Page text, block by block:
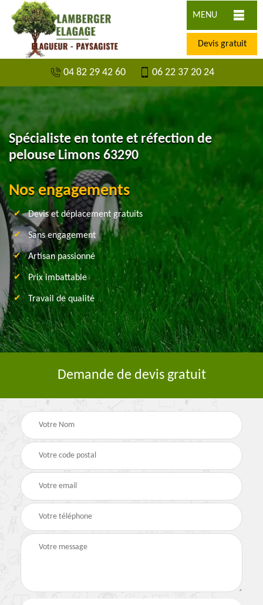
MENU
Devis gratuit
04 82 29 42 60 06 22 37 20 24
Spécialiste en tonte et réfection de
pelouse Limons 63290
Nos engagements
Devis et déplacement gratuits
Sans engagement
Artisan passionné
Prix imbattable
Travail de qualité
Demande de devis gratuit